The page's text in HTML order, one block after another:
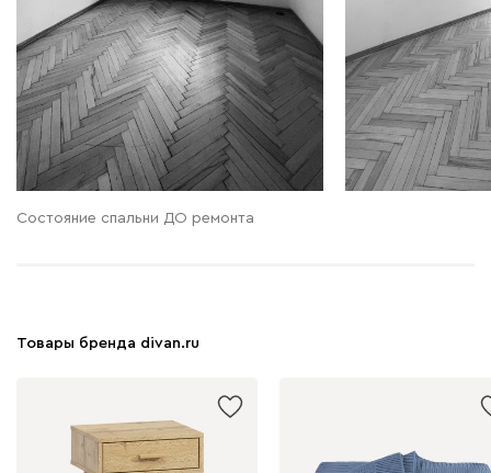
Состояние спальни ДО ремонта
Товары бренда divan.ru